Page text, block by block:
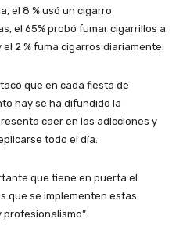
el 8 % usó un cigarro
el 65% probó fumar cigarrillos a
2 % fuma cigarros diariamente.
que en cada fiesta de
hay se ha difundido la
caer en las adicciones y
todo el día.
que tiene en puerta el
que se implementen estas